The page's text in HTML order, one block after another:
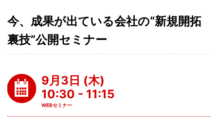
今、成果が出ている会社の“新規開拓
裏技”公開セミナー
9月3日 (木)
10:30 - 11:15
WEBセミナー